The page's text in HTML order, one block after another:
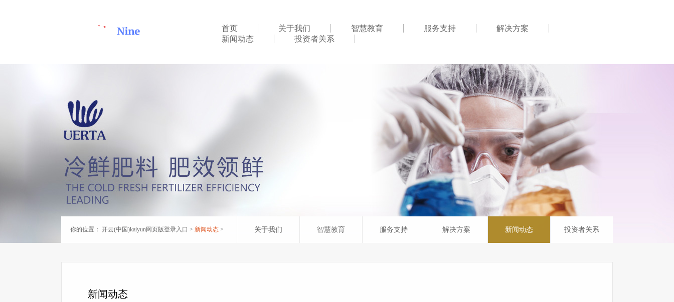
首页 关于我们 智慧教育 服务支持
解决方案
新闻动态
投资者关系
你的位置： 开云(中国)kaiyun网页版登录入口 > 新闻动态 > 关于我们 智慧教育 服务支持 解决方案 新闻动态 投资者关系
新闻动态